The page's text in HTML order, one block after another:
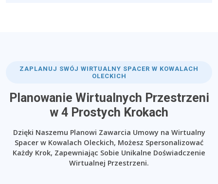
ZAPLANUJ SWÓJ WIRTUALNY SPACER W KOWALACH
OLECKICH
Planowanie Wirtualnych Przestrzeni
w 4 Prostych Krokach
Dzięki Naszemu Planowi Zawarcia Umowy na Wirtualny
Spacer w Kowalach Oleckich, Możesz Spersonalizować
Każdy Krok, Zapewniając Sobie Unikalne Doświadczenie
Wirtualnej Przestrzeni.